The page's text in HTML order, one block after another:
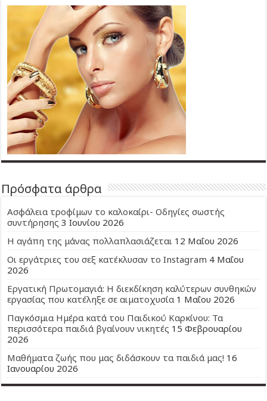
Πρόσφατα άρθρα
Ασφάλεια τροφίμων το καλοκαίρι- Οδηγίες σωστής
συντήρησης 3 Ιουνίου 2026
Η αγάπη της μάνας πολλαπλασιάζεται 12 Μαΐου 2026
Οι εργάτριες του σεξ κατέκλυσαν το Instagram 4 Μαΐου
2026
Εργατική Πρωτομαγιά: Η διεκδίκηση καλύτερων συνθηκών
εργασίας που κατέληξε σε αιματοχυσία 1 Μαΐου 2026
Παγκόσμια Ημέρα κατά του Παιδικού Καρκίνου: Τα
περισσότερα παιδιά βγαίνουν νικητές 15 Φεβρουαρίου
2026
Μαθήματα ζωής που μας διδάσκουν τα παιδιά μας! 16
Ιανουαρίου 2026